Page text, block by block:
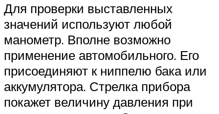
Для проверки выставленных
значений используют любой
манометр. Вполне возможно
применение автомобильного. Его
присоединяют к ниппелю бака или
аккумулятора. Стрелка прибора
покажет величину давления при